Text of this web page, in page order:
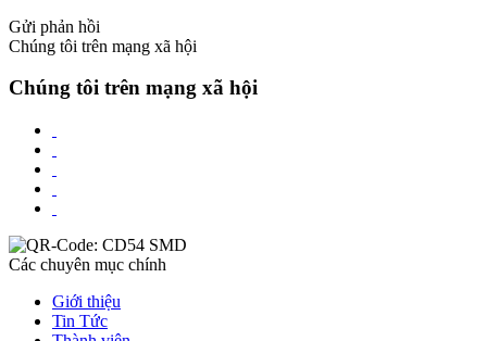
Gửi phản hồi
Chúng tôi trên mạng xã hội
Chúng tôi trên mạng xã hội
Các chuyên mục chính
Giới thiệu
Tin Tức